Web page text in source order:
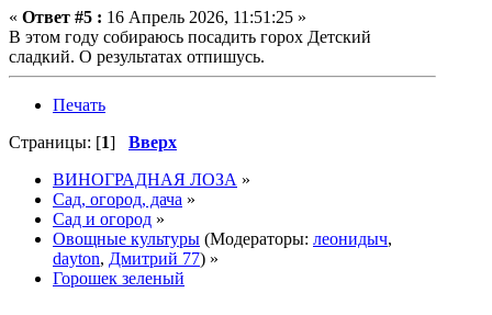
« Ответ #5 : 16 Апрель 2026, 11:51:25 »
В этом году собираюсь посадить горох Детский
сладкий. О результатах отпишусь.
Печать
Страницы: [1] Вверх
ВИНОГРАДНАЯ ЛОЗА »
Сад, огород, дача »
Сад и огород »
Овощные культуры (Модераторы: леонидыч,
dayton, Дмитрий 77) »
Горошек зеленый